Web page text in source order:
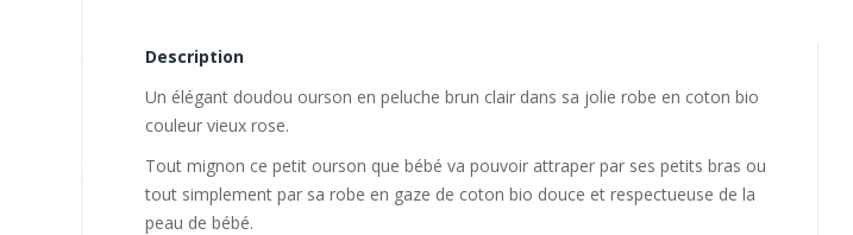
Description
Un élégant doudou ourson en peluche brun clair dans sa jolie robe en coton bio
couleur vieux rose.
Tout mignon ce petit ourson que bébé va pouvoir attraper par ses petits bras ou
tout simplement par sa robe en gaze de coton bio douce et respectueuse de la
peau de bébé.